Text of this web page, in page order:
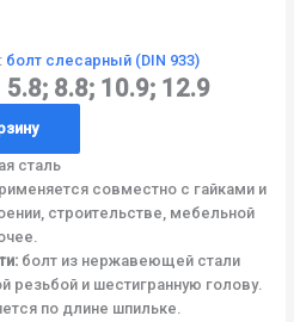
болт слесарный (DIN 933)
5.8; 8.8; 10.9; 12.9
сталь
совместно с гайками и
строительстве, мебельной
болт из нержавеющей стали
резьбой и шестигранную голову.
по длине шпильке.